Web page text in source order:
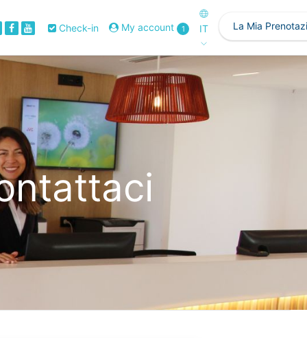
Check-in My account 1 IT La Mia